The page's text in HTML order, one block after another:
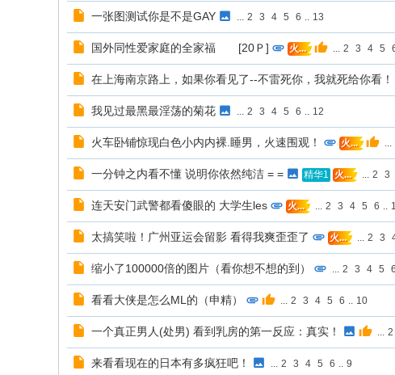
一张图测试你是不是GAY ... 2 3 4 5 6 .. 13
国外同性爱家庭的全家福 [20Ｐ] 火... ... 2 3 4 5
在上海南京路上，如果你看见了--不雷死你，我就死给你看！
我见过最黑最淫荡的菊花 ... 2 3 4 5 6 .. 12
火车卧铺惊现白色小内内裸.睡男，火速围观！ 火... ...
一分钟之内看不懂 说明你依然纯洁 = = 精华1 火... ... 2 3
连天安门武警都看傻眼的 大学生les 火... ... 2 3 4 5 6 ..
太搞笑啦！广州亚运会留影 看得我爽歪歪了 火... ... 2 3
缩小了100000倍的图片（看你想不想的到） ... 2 3 4 5 6
看看大侠是怎么ML的（申精） ... 2 3 4 5 6 .. 10
一个真正男人(处男) 看到乳房的第一反应：真实！ ... 2
来看看现在的日本有多疯狂吧！ ... 2 3 4 5 6 .. 9